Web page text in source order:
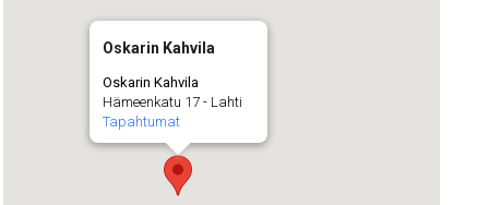
Oskarin Kahvila
Oskarin Kahvila
Hämeenkatu 17 - Lahti
Tapahtumat